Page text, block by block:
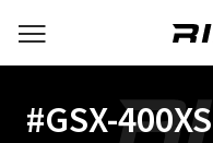
#GSX-400XS